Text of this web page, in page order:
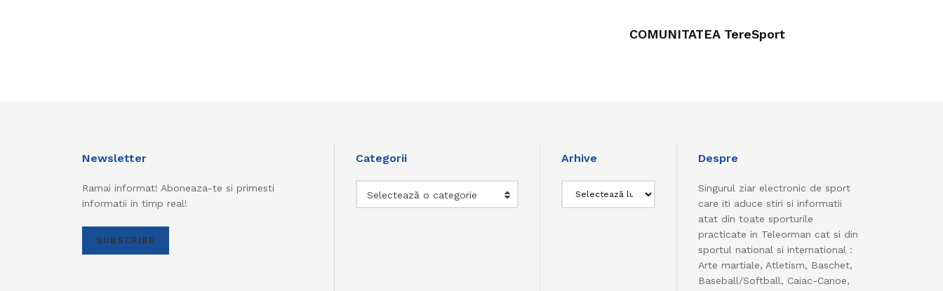
COMUNITATEA TereSport
Newsletter
Ramai informat! Aboneaza-te si primesti
informatii in timp real!
SUBSCRIBE
Categorii
Selectează o categorie
Arhive Despre
Singurul ziar electronic de sport
care iti aduce stiri si informatii
atat din toate sporturile
practicate in Teleorman cat si din
sportul national si international :
Arte martiale, Atletism, Baschet,
Baseball/Softball, Caiac-Canoe,